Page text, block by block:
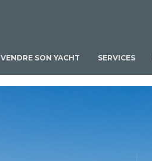
VENDRE SON YACHT SERVICES